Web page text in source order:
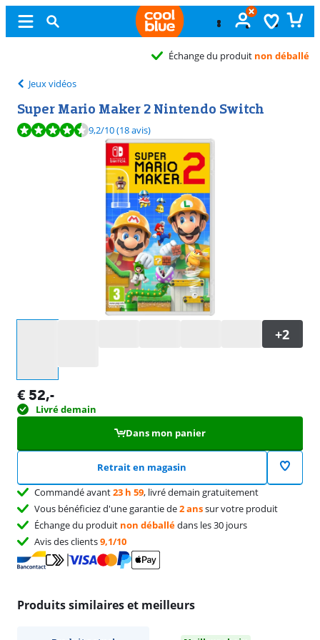
Échange du produitnon déballé
Jeux vidéos
Super Mario Maker 2 Nintendo Switch
La note est de 9,2 sur 10, basée sur 18 avis.
9,2/10(18 avis)
€ 52,-
Livré demain
Dans mon panier
Retrait en magasin
Commandé avant23 h 59, livré demain gratuitement
Vous bénéficiez d'une garantie de2 anssur votre produit
Échange du produit non déballédans les 30 jours
Avis des clients9,1/10
Produits similaires et meilleurs